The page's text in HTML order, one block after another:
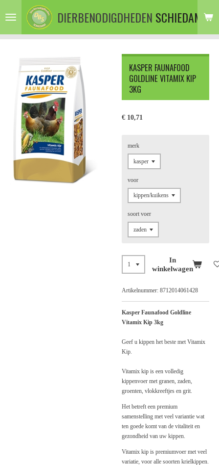
direct
de
DIERBENODIGDHEDEN SCHIEDAM
KASPER FAUNAFOOD
GOLDLINE VITAMIX KIP
3KG
€ 10,71
merk
voor
soort voer
In
winkelwagen
Artikelnummer: 8712014061428
Kasper Faunafood Goldline
Vitamix Kip 3kg
Geef u kippen het beste met Vitamix
Kip.
Vitamix kip is een volledig
kippenvoer met granen, zaden,
groenten, vlokkreeftjes en grit.
Het betreft een premium
samenstelling met veel variantie wat
ten goede komt van de vitaliteit en
gezondheid van uw kippen.
Vitamix kip is premiumvoer met veel
variatie, voor alle soorten krielkippen.